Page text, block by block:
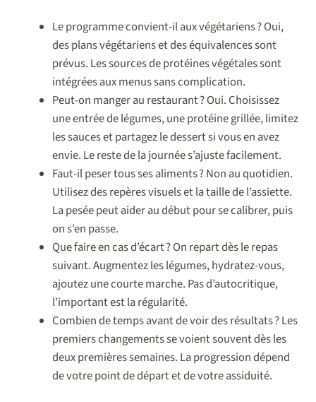
Le programme convient-il aux végétariens ? Oui,
des plans végétariens et des équivalences sont
prévus. Les sources de protéines végétales sont
intégrées aux menus sans complication.
Peut-on manger au restaurant ? Oui. Choisissez
une entrée de légumes, une protéine grillée, limitez
les sauces et partagez le dessert si vous en avez
envie. Le reste de la journée s’ajuste facilement.
Faut-il peser tous ses aliments ? Non au quotidien.
Utilisez des repères visuels et la taille de l’assiette.
La pesée peut aider au début pour se calibrer, puis
on s’en passe.
Que faire en cas d’écart ? On repart dès le repas
suivant. Augmentez les légumes, hydratez-vous,
ajoutez une courte marche. Pas d’autocritique,
l’important est la régularité.
Combien de temps avant de voir des résultats ? Les
premiers changements se voient souvent dès les
deux premières semaines. La progression dépend
de votre point de départ et de votre assiduité.